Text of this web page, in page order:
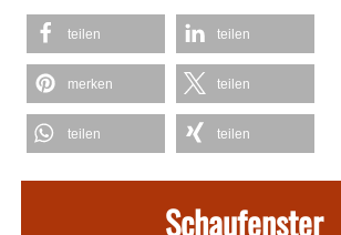
teilen teilen
merken teilen
teilen teilen
Schaufenster